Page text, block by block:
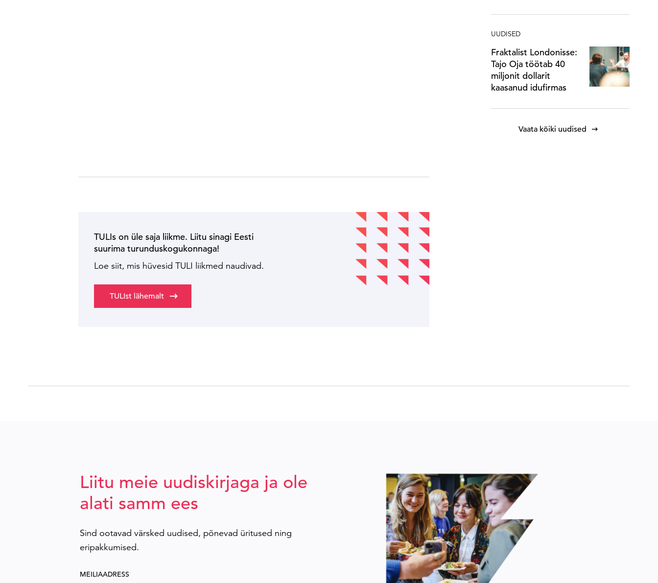
UUDISED
Fraktalist Londonisse:
Tajo Oja töötab 40
miljonit dollarit
kaasanud idufirmas
Vaata kõiki uudised
TULIs on üle saja liikme. Liitu sinagi Eesti
suurima turunduskogukonnaga!
Loe siit, mis hüvesid TULI liikmed naudivad.
TULIst lähemalt
Liitu meie uudiskirjaga ja ole
alati samm ees
Sind ootavad värsked uudised, põnevad üritused ning
eripakkumised.
MEILIAADRESS